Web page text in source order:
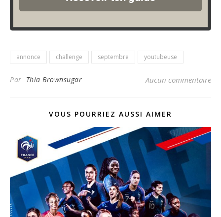
annonce challenge septembre youtubeuse
Par Thia Brownsugar Aucun commentaire
VOUS POURRIEZ AUSSI AIMER